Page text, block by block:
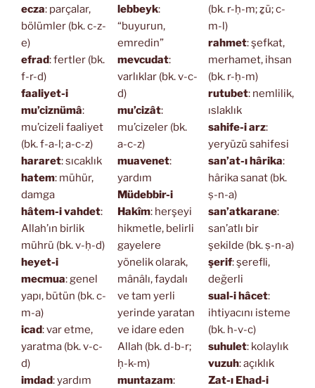
ecza: parçalar,
bölümler (bk. c-z-
e)
efrad: fertler (bk.
f-r-d)
faaliyet-i
mu’ciznümâ:
mu’cizeli faaliyet
(bk. f-a-l; a-c-z)
hararet: sıcaklık
hatem: mühür,
damga
hâtem-i vahdet:
Allah’ın birlik
mührü (bk. v-ḥ-d)
heyet-i
mecmua: genel
yapı, bütün (bk. c-
m-a)
icad: var etme,
yaratma (bk. v-c-
d)
imdad: yardım
lebbeyk:
“buyurun,
emredin”
mevcudat:
varlıklar (bk. v-c-
d)
mu’cizât:
mu’cizeler (bk.
a-c-z)
muavenet:
yardım
Müdebbir-i
Hakîm: herşeyi
hikmetle, belirli
gayelere
yönelik olarak,
mânâlı, faydalı
ve tam yerli
yerinde yaratan
ve idare eden
Allah (bk. d-b-r;
ḥ-k-m)
muntazam:
(bk. r-ḥ-m; ẕü; c-
m-l)
rahmet: şefkat,
merhamet, ihsan
(bk. r-ḥ-m)
rutubet: nemlilik,
ıslaklık
sahife-i arz:
yeryüzü sahifesi
san’at-ı hârika:
hârika sanat (bk.
ṣ-n-a)
san’atkarane:
san’atlı bir
şekilde (bk. ṣ-n-a)
şerif: şerefli,
değerli
sual-i hâcet:
ihtiyacını isteme
(bk. h-v-c)
suhulet: kolaylık
vuzuh: açıklık
Zat-ı Ehad-i